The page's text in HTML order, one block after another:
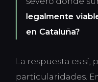
legalmente
en Cataluña?
La respuesta es
particularidades.